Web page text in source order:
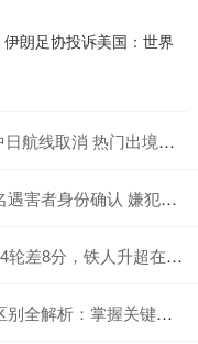
朗足协投诉美国：世界
门出境游目的地次序“洗牌”
份确认 嫌犯身份仍未披露
升超在望，广州豹一线生机
握关键点，避免合规风险！